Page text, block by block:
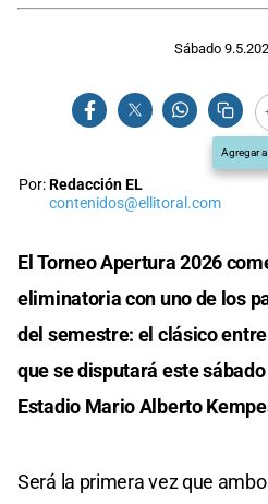
Sábado
Agregar
Por:Redacción EL
contenidos@ellitoral.com
El Torneo Apertura 2026
eliminatoria con uno de los
del semestre: el clásico
que se disputará este
Estadio Mario Alberto
Será la primera vez que